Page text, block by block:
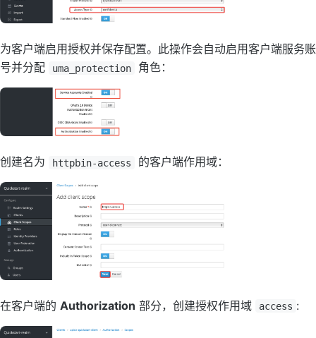
为客户端启用授权并保存配置。此操作会自动启用客户端服务账
号并分配
uma_protection 角色：
创建名为 httpbin-access 的客户端作用域：
在客户端的 Authorization 部分，创建授权作用域 access :